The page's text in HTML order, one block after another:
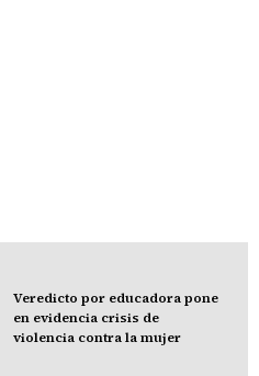
Veredicto por educadora pone
en evidencia crisis de
violencia contra la mujer